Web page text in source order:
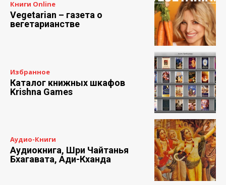
Книги Online
Vegetarian – газета о
вегетарианстве
Избранное
Каталог книжных шкафов
Krishna Games
Аудио-Книги
Аудиокнига, Шри Чайтанья
Бхагавата, Ади-Кханда